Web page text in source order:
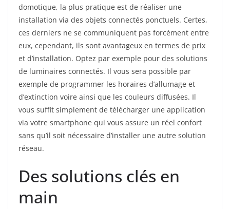
domotique, la plus pratique est de réaliser une
installation via des objets connectés ponctuels. Certes,
ces derniers ne se communiquent pas forcément entre
eux, cependant, ils sont avantageux en termes de prix
et d’installation. Optez par exemple pour des solutions
de luminaires connectés. Il vous sera possible par
exemple de programmer les horaires d’allumage et
d’extinction voire ainsi que les couleurs diffusées. Il
vous suffit simplement de télécharger une application
via votre smartphone qui vous assure un réel confort
sans qu’il soit nécessaire d’installer une autre solution
réseau.
Des solutions clés en
main